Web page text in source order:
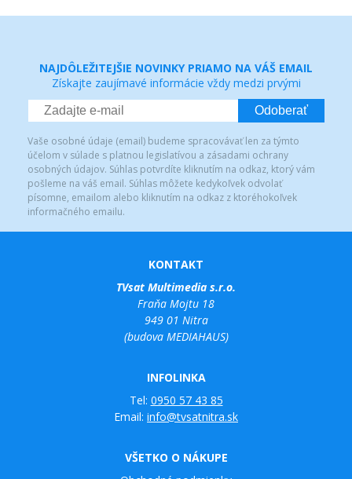
NAJDÔLEŽITEJŠIE NOVINKY PRIAMO NA VÁŠ EMAIL
Získajte zaujímavé informácie vždy medzi prvými
Odoberať
Vaše osobné údaje (email) budeme spracovávať len za týmto
účelom v súlade s platnou legislatívou a zásadami ochrany
osobných údajov. Súhlas potvrdíte kliknutím na odkaz, ktorý vám
pošleme na váš email. Súhlas môžete kedykoľvek odvolať
písomne, emailom alebo kliknutím na odkaz z ktoréhokoľvek
informačného emailu.
KONTAKT
TVsat Multimedia s.r.o.
Fraňa Mojtu 18
949 01 Nitra
(budova MEDIAHAUS)
INFOLINKA
Tel: 0950 57 43 85
Email: info@tvsatnitra.sk
VŠETKO O NÁKUPE